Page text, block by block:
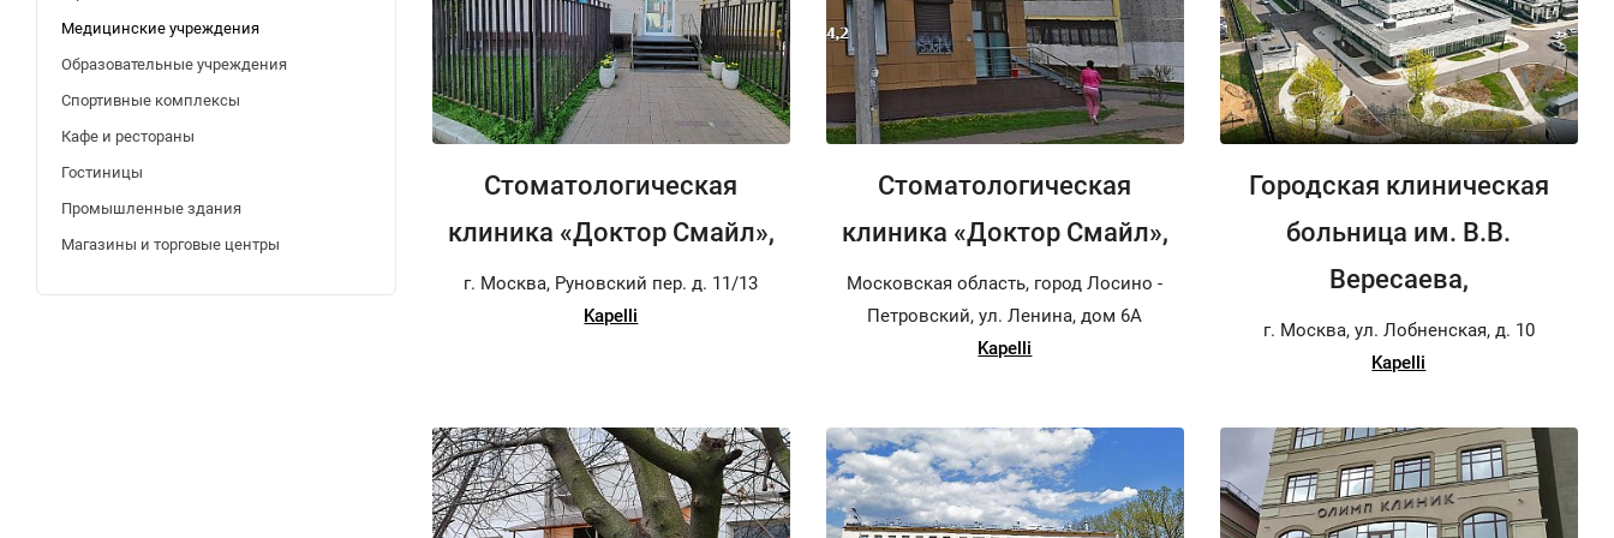
Медицинские учреждения
Образовательные учреждения
Спортивные комплексы
Кафе и рестораны
Гостиницы
Промышленные здания
Магазины и торговые центры
Стоматологическая
клиника «Доктор Смайл»,
г. Москва, Руновский пер. д. 11/13
Kapelli
Стоматологическая
клиника «Доктор Смайл»,
Московская область, город Лосино -
Петровский, ул. Ленина, дом 6А
Kapelli
Городская клиническая
больница им. В.В.
Вересаева,
г. Москва, ул. Лобненская, д. 10
Kapelli